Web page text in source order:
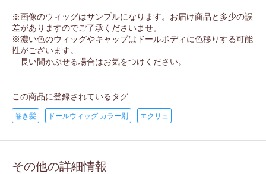
※画像のウィッグはサンプルになります。お届け商品と多少の誤
差がありますのでご了承くださいませ。
※濃い色のウィッグやキャップはドールボディに色移りする可能
性がございます。
長い間かぶせる場合はお気をつけください。
この商品に登録されているタグ
巻き髪 ドールウィッグ カラー別 エクリュ
その他の詳細情報